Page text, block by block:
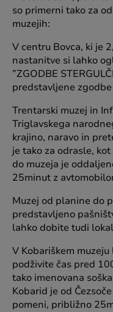
so primerni tako za
muzejih:
V centru Bovca, ki je
nastanitve si lahko
”ZGODBE
predstavljene
Trentarski muzej in
Triglavskega
krajino, naravo in
je tako za odrasle,
do muzeja je
25minut z
Muzej od planine do
predstavljeno
lahko dobite tudi
V Kobariškem
podživite čas pred
tako imenovana
Kobarid je od
pomeni, približno